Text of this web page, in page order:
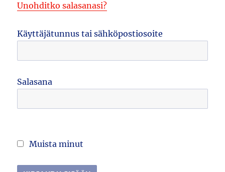
Unohditko salasanasi?
Käyttäjätunnus tai sähköpostiosoite
Salasana
Muista minut